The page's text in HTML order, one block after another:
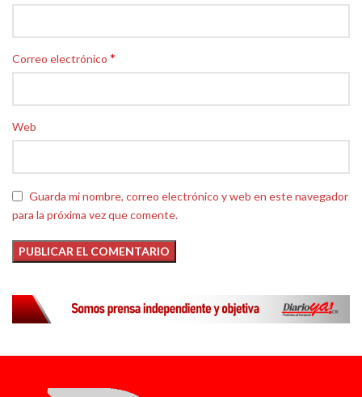
Correo electrónico *
Web
Guarda mi nombre, correo electrónico y web en este navegador
para la próxima vez que comente.